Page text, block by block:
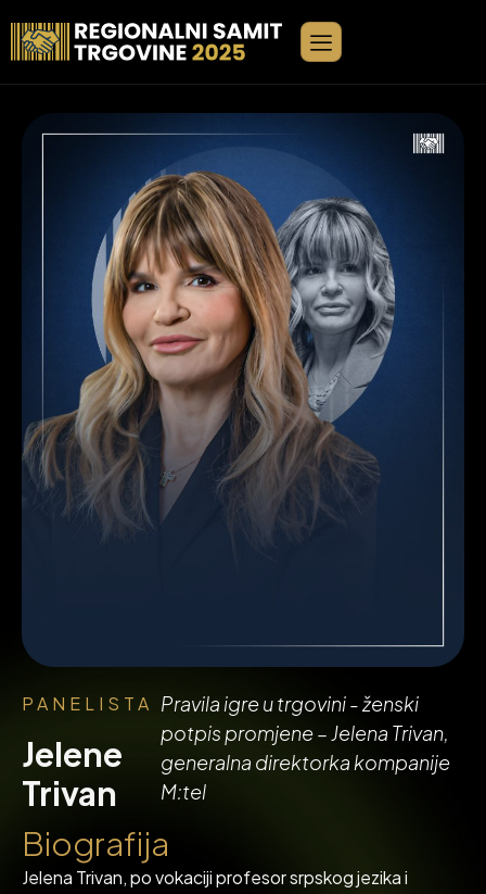
PANELISTA
Jelene
Trivan
Pravila igreutrgovini-ženski
potpis promjene– Jelena Trivan,
generalna direktorka kompanije
M:tel
Biografija
Jelena Trivan, po vokaciji profesor srpskog jezika i